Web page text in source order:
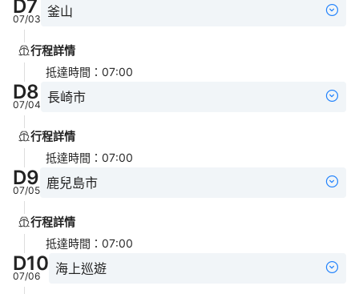
D7
07/03 釜山
行程詳情
抵達時間 ： 07:00
D8
07/04 長崎市
行程詳情
抵達時間 ： 07:00
D9
07/05 鹿兒島市
行程詳情
抵達時間 ： 07:00
D10
07/06 海上巡遊